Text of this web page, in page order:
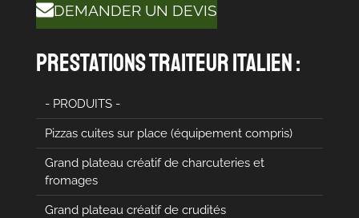
DEMANDER UN DEVIS
prestations traiteur italien :
- PRODUITS -
Pizzas cuites sur place (équipement compris)
Grand plateau créatif de charcuteries et
fromages
Grand plateau créatif de crudités